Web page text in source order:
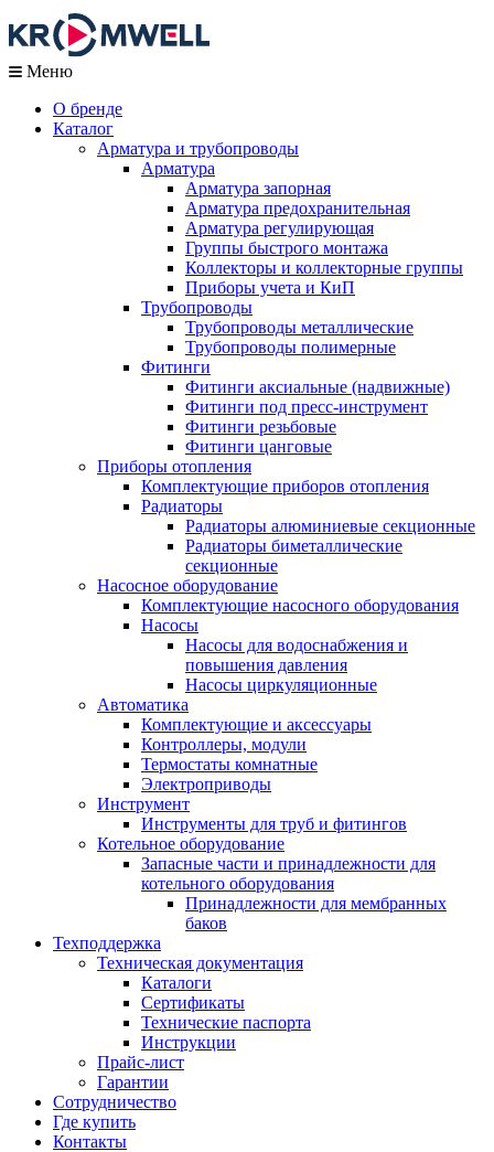
Меню
О бренде
Каталог
Арматура и трубопроводы
Арматура
Арматура запорная
Арматура предохранительная
Арматура регулирующая
Группы быстрого монтажа
Коллекторы и коллекторные группы
Приборы учета и КиП
Трубопроводы
Трубопроводы металлические
Трубопроводы полимерные
Фитинги
Фитинги аксиальные (надвижные)
Фитинги под пресс-инструмент
Фитинги резьбовые
Фитинги цанговые
Приборы отопления
Комплектующие приборов отопления
Радиаторы
Радиаторы алюминиевые секционные
Радиаторы биметаллические
секционные
Насосное оборудование
Комплектующие насосного оборудования
Насосы
Насосы для водоснабжения и
повышения давления
Насосы циркуляционные
Автоматика
Комплектующие и аксессуары
Контроллеры, модули
Термостаты комнатные
Электроприводы
Инструмент
Инструменты для труб и фитингов
Котельное оборудование
Запасные части и принадлежности для
котельного оборудования
Принадлежности для мембранных
баков
Техподдержка
Техническая документация
Каталоги
Сертификаты
Технические паспорта
Инструкции
Прайс-лист
Гарантии
Сотрудничество
Где купить
Контакты